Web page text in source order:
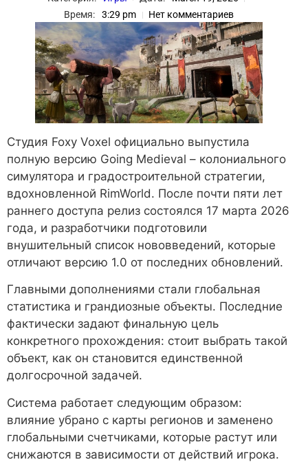
Время:
3:29 pm Нет комментариев
Студия Foxy Voxel официально выпустила
полную версию Going Medieval – колониального
симулятора и градостроительной стратегии,
вдохновленной RimWorld. После почти пяти лет
раннего доступа релиз состоялся 17 марта 2026
года, и разработчики подготовили
внушительный список нововведений, которые
отличают версию 1.0 от последних обновлений.
Главными дополнениями стали глобальная
статистика и грандиозные объекты. Последние
фактически задают финальную цель
конкретного прохождения: стоит выбрать такой
объект, как он становится единственной
долгосрочной задачей.
Система работает следующим образом:
влияние убрано с карты регионов и заменено
глобальными счетчиками, которые растут или
снижаются в зависимости от действий игрока.